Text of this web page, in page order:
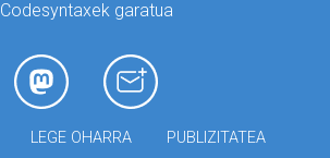
Codesyntaxek garatua
LEGE OHARRA PUBLIZITATEA